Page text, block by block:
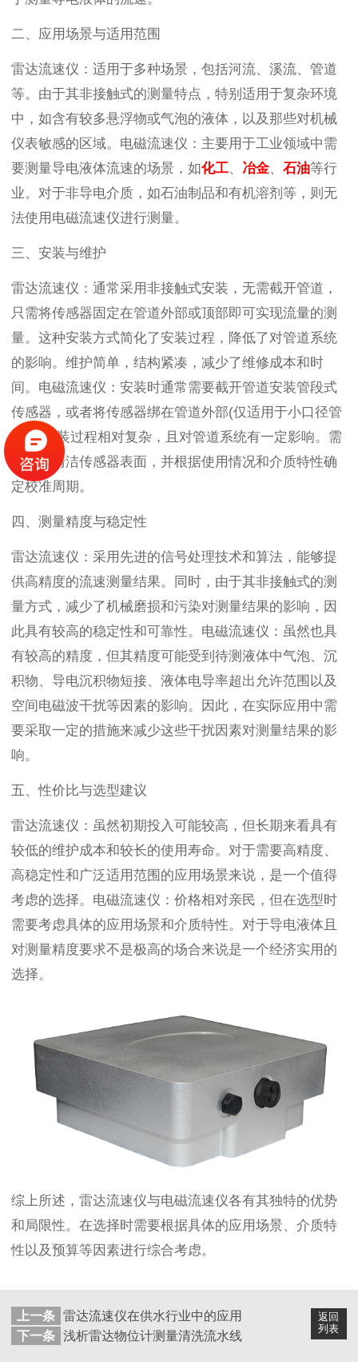
二、应用场景与适用范围
雷达流速仪：适用于多种场景，包括河流、溪流、管道
等。由于其非接触式的测量特点，特别适用于复杂环境
中，如含有较多悬浮物或气泡的液体，以及那些对机械
仪表敏感的区域。电磁流速仪：主要用于工业领域中需
要测量导电液体流速的场景，如化工、 冶金、 石油等行
业。对于非导电介质，如石油制品和有机溶剂等，则无
法使用电磁流速仪进行测量。
三、安装与维护
雷达流速仪：通常采用非接触式安装，无需截开管道，
只需将传感器固定在管道外部或顶部即可实现流量的测
量。这种安装方式简化了安装过程，降低了对管道系统
的影响。维护简单，结构紧凑，减少了维修成本和时
间。电磁流速仪：安装时通常需要截开管道安装管段式
传感器，或者将传感器绑在管道外部(仅适用于小口径管
道)。安装过程相对复杂，且对管道系统有一定影响。需
要定期清洁传感器表面，并根据使用情况和介质特性确
定校准周期。
四、测量精度与稳定性
雷达流速仪：采用先进的信号处理技术和算法，能够提
供高精度的流速测量结果。同时，由于其非接触式的测
量方式，减少了机械磨损和污染对测量结果的影响，因
此具有较高的稳定性和可靠性。电磁流速仪：虽然也具
有较高的精度，但其精度可能受到待测液体中气泡、沉
积物、导电沉积物短接、液体电导率超出允许范围以及
空间电磁波干扰等因素的影响。因此，在实际应用中需
要采取一定的措施来减少这些干扰因素对测量结果的影
响。
五、性价比与选型建议
雷达流速仪：虽然初期投入可能较高，但长期来看具有
较低的维护成本和较长的使用寿命。对于需要高精度、
高稳定性和广泛适用范围的应用场景来说，是一个值得
考虑的选择。电磁流速仪：价格相对亲民，但在选型时
需要考虑具体的应用场景和介质特性。对于导电液体且
对测量精度要求不是极高的场合来说是一个经济实用的
选择。
综上所述，雷达流速仪与电磁流速仪各有其独特的优势
和局限性。在选择时需要根据具体的应用场景、介质特
性以及预算等因素进行综合考虑。
返回
列表
上一条 雷达流速仪在供水行业中的应用
下一条 浅析雷达物位计测量清洗流水线